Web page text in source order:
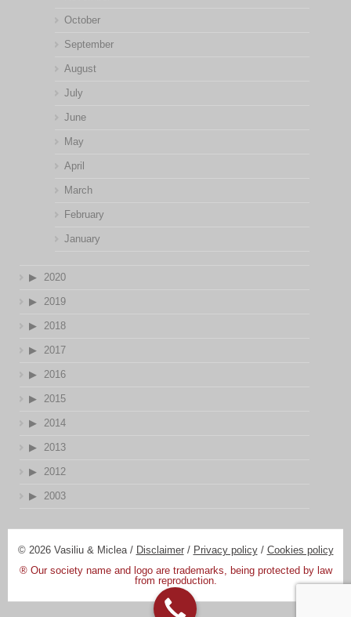
October
September
August
July
June
May
April
March
February
January
2020
2019
2018
2017
2016
2015
2014
2013
2012
2003
© 2026 Vasiliu & Miclea / Disclaimer/ Privacy policy/ Cookies policy
® Our society name and logo are trademarks, being protected by law
from reproduction.